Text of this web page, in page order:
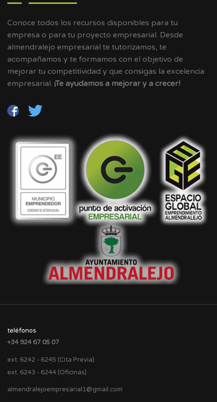
Conoce todos los recursos disponibles para tu
empresa o para tu proyecto empresarial. Desde
almendralejo empresarial te tutorizamos, te
acompañamos y te formamos con el objetivo de
mejorar tu competitividad y que consigas la excelencia
empresarial. ¡Te ayudamos a mejorar y a crecer!
teléfonos
+34 924 67 05 07
ext. 6242 - 6245 (Cita Previa)
ext. 6243 - 6244 (Oficinas)
almendralejoempresarial1@gmail.com